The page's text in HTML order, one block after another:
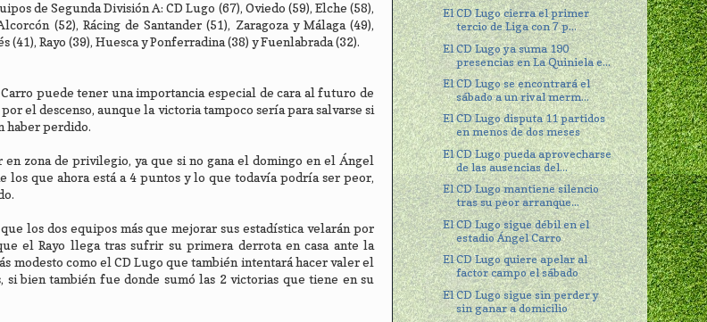
de Segunda División A: CD Lugo (67), Oviedo (59), Elche (58),
(52), Rácing de Santander (51), Zaragoza y Málaga (49),
(41), Rayo (39), Huesca y Ponferradina (38) y Fuenlabrada (32).
puede tener una importancia especial de cara al futuro de
el descenso, aunque la victoria tampoco sería para salvarse si
haber perdido.
zona de privilegio, ya que si no gana el domingo en el Ángel
los que ahora está a 4 puntos y lo que todavía podría ser peor,
los dos equipos más que mejorar sus estadística velarán por
el Rayo llega tras sufrir su primera derrota en casa ante la
modesto como el CD Lugo que también intentará hacer valer el
bien también fue donde sumó las 2 victorias que tiene en su
El CD Lugo cierra el primer
tercio de Liga con 7 p...
El CD Lugo ya suma 190
presencias en La Quiniela e...
El CD Lugo se encontrará el
sábado a un rival merm...
El CD Lugo disputa 11 partidos
en menos de dos meses
El CD Lugo pueda aprovecharse
de las ausencias del...
El CD Lugo mantiene silencio
tras su peor arranque...
El CD Lugo sigue débil en el
estadio Ángel Carro
El CD Lugo quiere apelar al
factor campo el sábado
El CD Lugo sigue sin perder y
sin ganar a domicilio